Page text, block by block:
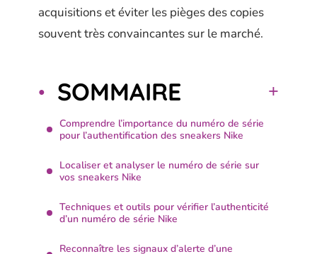
acquisitions et éviter les pièges des copies
souvent très convaincantes sur le marché.
SOMMAIRE
Comprendre l’importance du numéro de série
pour l’authentification des sneakers Nike
Localiser et analyser le numéro de série sur
vos sneakers Nike
Techniques et outils pour vérifier l’authenticité
d’un numéro de série Nike
Reconnaître les signaux d’alerte d’une